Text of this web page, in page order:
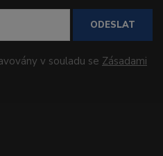
ODESLAT
v souladu se Zásadami